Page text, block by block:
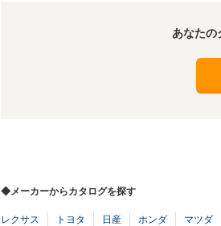
あなたの
◆メーカーからカタログを探す
レクサス トヨタ 日産 ホンダ マツダ